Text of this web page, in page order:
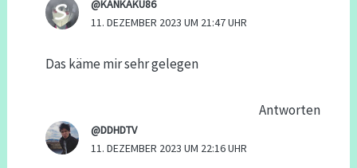
@KANKAKU86
11. DEZEMBER 2023 UM 21:47 UHR
Das käme mir sehr gelegen
Antworten
@DDHDTV
11. DEZEMBER 2023 UM 22:16 UHR